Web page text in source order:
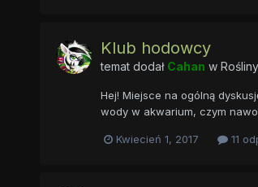
Klub hodowcy
temat dodał Cahan w Rośliny
Hej! Miejsce na ogólną
wody w akwarium, czym
Kwiecień 1, 2017 11